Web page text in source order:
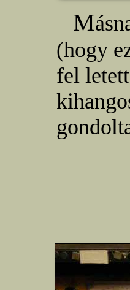
M
(hogy
fel